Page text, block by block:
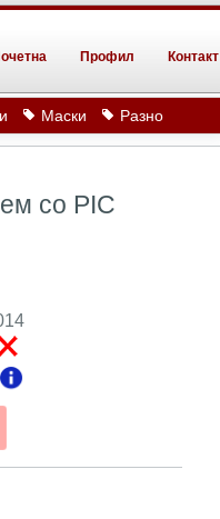
Профил Контакт
Маски Разно
со PIC